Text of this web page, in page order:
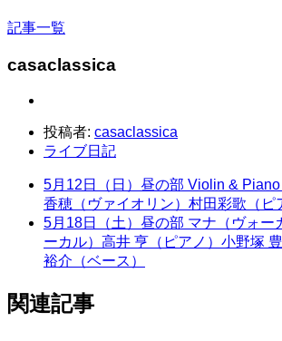
記事一覧
casaclassica
投稿者: casaclassica
ライブ日記
5月12日（日）昼の部 Violin &
香穂（ヴァイオリン）村田彩歌（ピ
5月18日（土）昼の部 マナ（ヴォー
ーカル）高井 亨（ピアノ）小野塚
裕介（ベース）
関連記事